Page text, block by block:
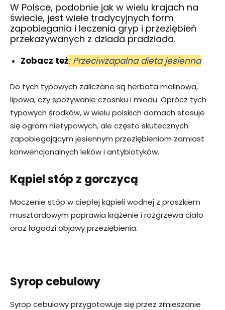
W Polsce, podobnie jak w wielu krajach na
świecie, jest wiele tradycyjnych form
zapobiegania i leczenia gryp i przeziębień
przekazywanych z dziada pradziada.
Zobacz też: Przeciwzapalna dieta jesienna
Do tych typowych zaliczane są herbata malinowa,
lipowa, czy spożywanie czosnku i miodu. Oprócz tych
typowych środków, w wielu polskich domach stosuje
się ogrom nietypowych, ale często skutecznych
zapobiegającym jesiennym przeziębieniom zamiast
konwencjonalnych leków i antybiotyków.
Kąpiel stóp z gorczycą
Moczenie stóp w ciepłej kąpieli wodnej z proszkiem
musztardowym poprawia krążenie i rozgrzewa ciało
oraz łagodzi objawy przeziębienia.
Syrop cebulowy
Syrop cebulowy przygotowuje się przez zmieszanie